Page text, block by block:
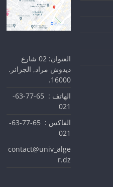
العنوان: 02 شارع
ديدوش مراد, الجزائر.
16000.
الهاتف : 65-77-63-
021
الفاكس : 65-77-63-
021
contact@univ_alge
r.dz